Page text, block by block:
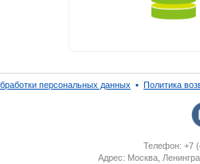
персональных данных ▪ Политика
Телефон: +7
Адрес: Москва,